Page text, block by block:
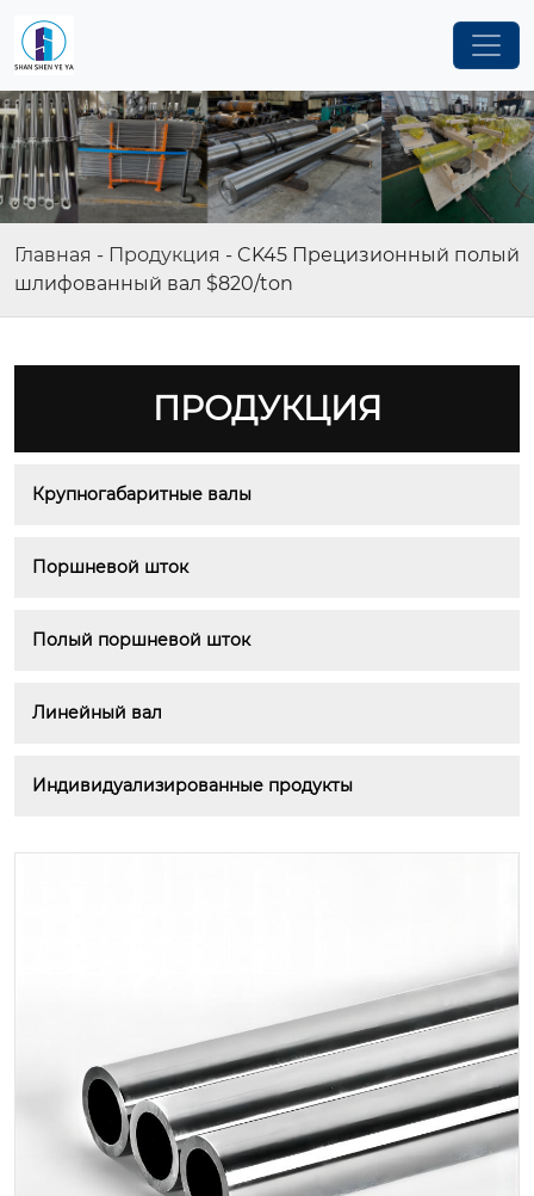
Главная - Продукция - CK45 Прецизионный полый
шлифованный вал $820/ton
ПРОДУКЦИЯ
Крупногабаритные валы
Поршневой шток
Полый поршневой шток
Линейный вал
Индивидуализированные продукты